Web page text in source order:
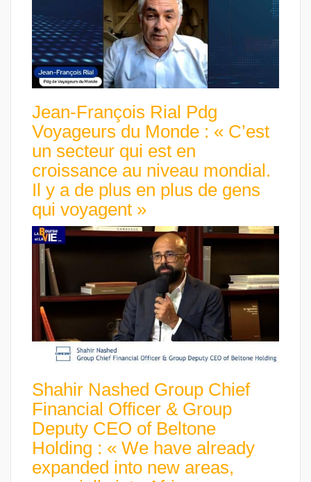
Jean-François Rial Pdg
Voyageurs du Monde : « C’est
un secteur qui est en
croissance au niveau mondial.
Il y a de plus en plus de gens
qui voyagent »
Shahir Nashed Group Chief
Financial Officer & Group
Deputy CEO of Beltone
Holding : « We have already
expanded into new areas,